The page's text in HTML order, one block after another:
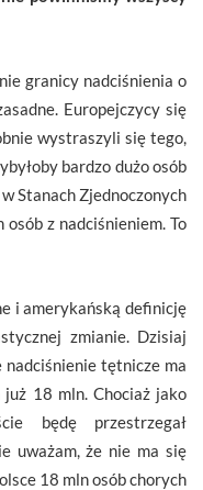
granicy nadciśnienia o
Europejczycy się
wystraszyli się tego,
bardzo dużo osób
Stanach Zjednoczonych
z nadciśnieniem. To
i amerykańską definicję
zmianie. Dzisiaj
nadciśnienie tętnicze ma
18 mln. Chociaż jako
będę przestrzegał
uważam, że nie ma się
18 mln osób chorych